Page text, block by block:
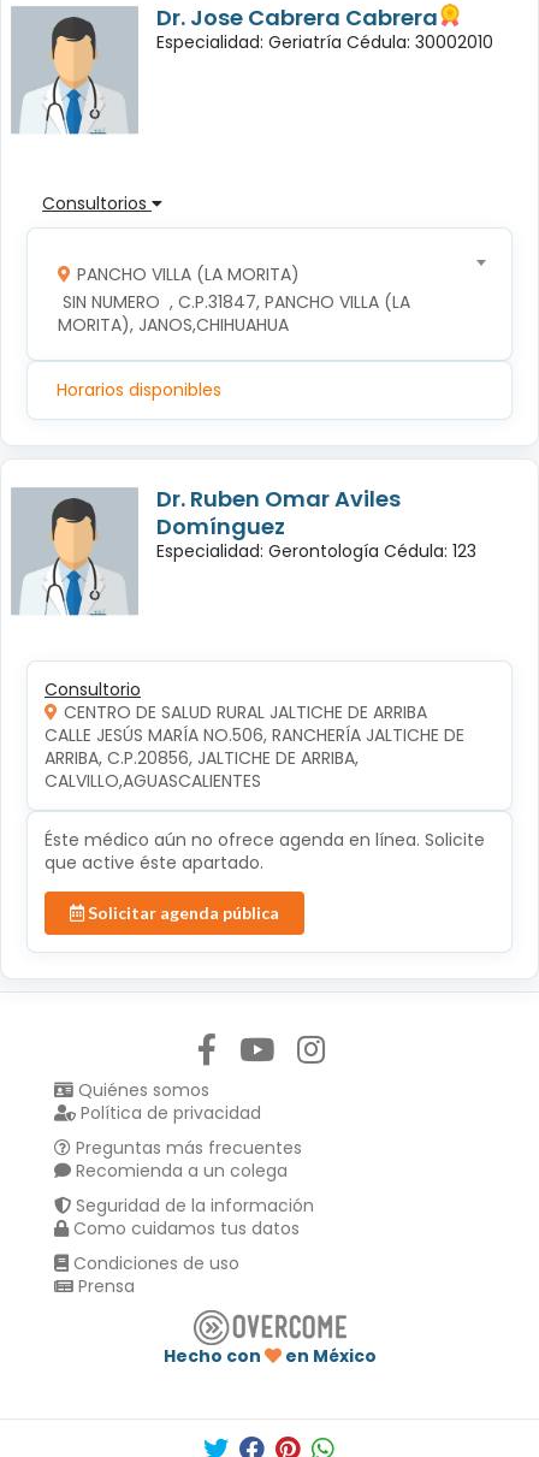
Dr. Jose Cabrera Cabrera
Especialidad: Geriatría Cédula: 30002010
Consultorios
PANCHO VILLA (LA MORITA)
MORITA), JANOS,CHIHUAHUA
Horarios disponibles
Dr. Ruben Omar Aviles
Domínguez
Especialidad: Gerontología Cédula: 123
Consultorio
CENTRO DE SALUD RURAL JALTICHE DE ARRIBA
CALLE JESÚS MARÍA NO.506, RANCHERÍA JALTICHE DE
ARRIBA, C.P.20856, JALTICHE DE ARRIBA,
CALVILLO,AGUASCALIENTES
Éste médico aún no ofrece agenda en línea. Solicite
que active éste apartado.
Solicitar agenda pública
Quiénes somos
Política de privacidad
Preguntas más frecuentes
Recomienda a un colega
Seguridad de la información
Como cuidamos tus datos
Condiciones de uso
Prensa
Hecho con
en México